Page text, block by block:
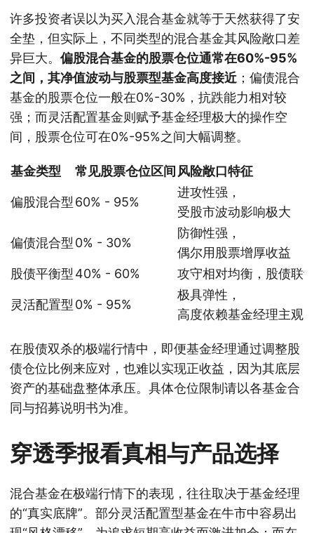
许多投资者误以为买入混合基金就等于天然获得了安
全垫，但实际上，不同类型的混合基金其风险敞口差
异巨大。 偏股混合基金的股票仓位通常在60%-95%
之间，其净值波动与股票型基金高度接近 ；偏债混合
基金的股票仓位一般在0%-30%，抗跌能力相对较
强；而灵活配置基金则赋予基金经理极大的操作空
间，股票仓位可在0%-95%之间大幅调整。
基金类型 常见股票仓位区间 风险敞口特征
偏股混合型 60% - 95%
进攻性强，
受股市波动影响极大
偏债混合型 0% - 30%
防御性强，
偶尔用股票增厚收益
股债平衡型 40% - 60% 攻守相对均衡，股债联
灵活配置型 0% - 95%
极具弹性，
高度依赖基金经理主观
在股债双杀的极端行情中，即便基金经理通过调整股
债仓位比例来应对，也难以实现正收益，因为其底层
资产的基础盘整体承压。具体仓位限制请以各基金合
同与招募说明书为准。
穿透季报看真相与产品选择
混合基金在极端行情下的表现，往往取决于基金经理
的“真实底牌”。部分灵活配置型基金在牛市中容易出